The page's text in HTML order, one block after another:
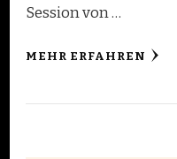
Session von …
MEHR ERFAHREN